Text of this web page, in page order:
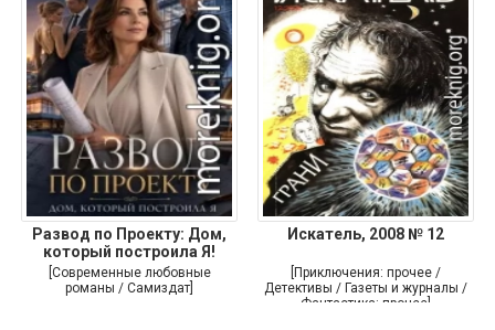
Развод по Проекту: Дом,
который построила Я!
[Современные любовные
романы / Самиздат]
Искатель, 2008 № 12
[Приключения: прочее /
Детективы / Газеты и журналы /
Фантастика: прочее]